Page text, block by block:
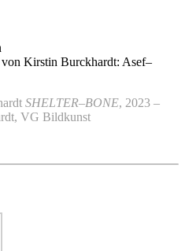
Kirstin Burckhardt: Asef–
SHELTER–BONE, 2023 –
VG Bildkunst